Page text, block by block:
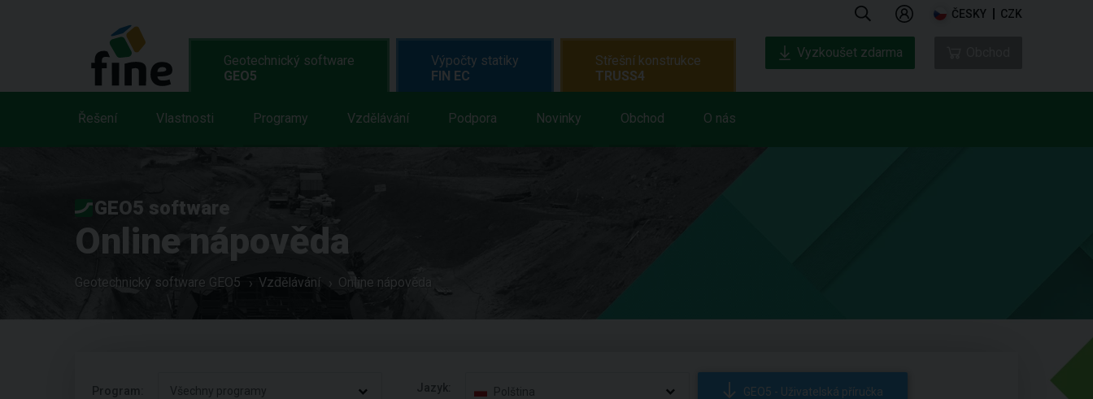
ČESKY CZK
Geotechnický software
GEO5
Řešení Vlastnosti Programy Vzdělávání Podpora Novinky Obchod O nás
Výpočty statiky
FIN EC
Střešní konstrukce
TRUSS4
Vyzkoušet zdarma
GEO5 software
Online nápověda
Geotechnický software GEO5 Vzdělávání Online nápověda
Program: Všechny programy Jazyk: Polština GEO5 - Uživatelská příručka